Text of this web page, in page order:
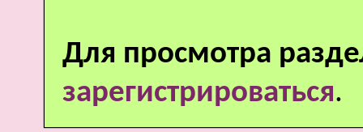
Для просмотра
зарегистрироваться.